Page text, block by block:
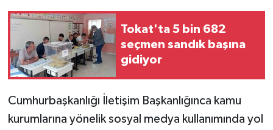
Tokat'ta 5 bin 682
seçmen sandık başına
gidiyor
Cumhurbaşkanlığı İletişim Başkanlığınca kamu
kurumlarına yönelik sosyal medya kullanımında yol